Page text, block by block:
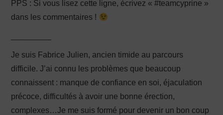
PPS : Si vous lisez cette ligne, écrivez « #teamcyprine »
dans les commentaires !
Je suis Fabrice Julien, ancien timide au parcours
difficile. J’ai connu les problèmes que beaucoup
connaissent : manque de confiance en soi, éjaculation
précoce, difficultés à avoir une bonne érection,
complexes…Je me suis formé pour devenir un bon coup